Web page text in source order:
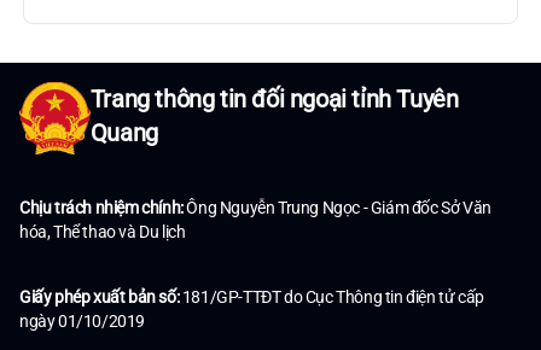
Trang thông tin đối ngoại tỉnh Tuyên
Quang
Chịu trách nhiệm chính:Ông Nguyễn Trung Ngọc - Giám đốc Sở Văn
hóa, Thể thao và Du lịch
Giấy phép xuất bản số:181/GP-TTĐT do Cục Thông tin điện tử cấp
ngày 01/10/2019